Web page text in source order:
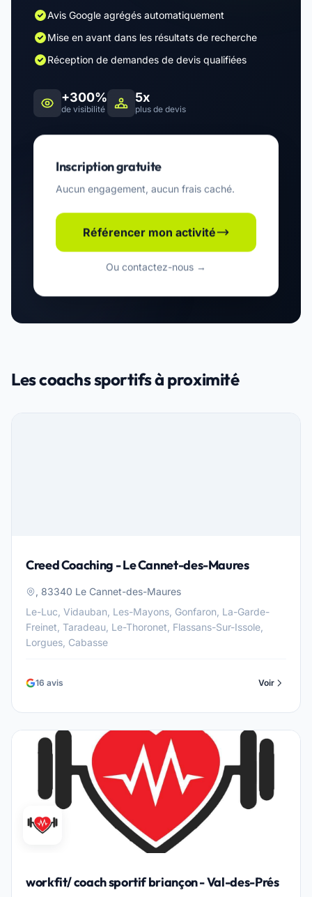
Avis Google agrégés automatiquement
Mise en avant dans les résultats de recherche
Réception de demandes de devis qualifiées
+300%
de visibilité
5x
plus de devis
Inscription gratuite
Aucun engagement, aucun frais caché.
Référencer mon activité
Ou contactez-nous →
Les coachs sportifs à proximité
Creed Coaching - Le Cannet-des-Maures
, 83340 Le Cannet-des-Maures
Le-Luc, Vidauban, Les-Mayons, Gonfaron, La-Garde-
Freinet, Taradeau, Le-Thoronet, Flassans-Sur-Issole,
Lorgues, Cabasse
16 avis Voir
workfit/ coach sportif briançon - Val-des-Prés